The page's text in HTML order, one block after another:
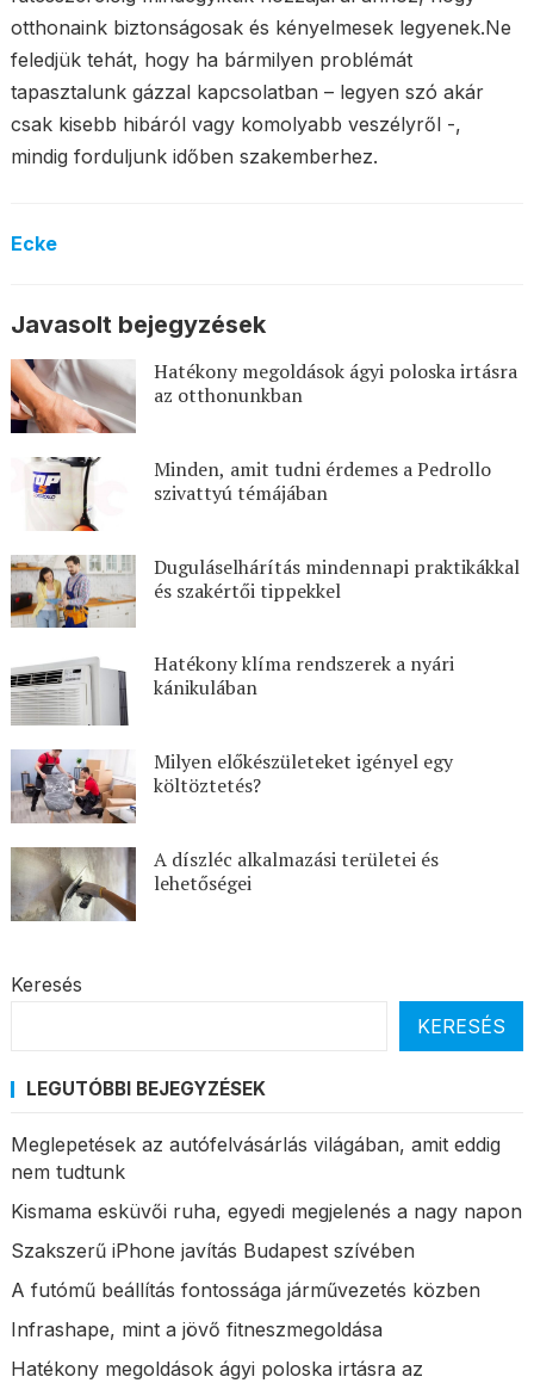
otthonaink biztonságosak és kényelmesek legyenek.Ne
feledjük tehát, hogy ha bármilyen problémát
tapasztalunk gázzal kapcsolatban – legyen szó akár
csak kisebb hibáról vagy komolyabb veszélyről -,
mindig forduljunk időben szakemberhez.
Ecke
Javasolt bejegyzések
Hatékony megoldások ágyi poloska irtásra
az otthonunkban
Minden, amit tudni érdemes a Pedrollo
szivattyú témájában
Duguláselhárítás mindennapi praktikákkal
és szakértői tippekkel
Hatékony klíma rendszerek a nyári
kánikulában
Milyen előkészületeket igényel egy
költöztetés?
A díszléc alkalmazási területei és
lehetőségei
Keresés
KERESÉS
LEGUTÓBBI BEJEGYZÉSEK
Meglepetések az autófelvásárlás világában, amit eddig
nem tudtunk
Kismama esküvői ruha, egyedi megjelenés a nagy napon
Szakszerű iPhone javítás Budapest szívében
A futómű beállítás fontossága járművezetés közben
Infrashape, mint a jövő fitneszmegoldása
Hatékony megoldások ágyi poloska irtásra az